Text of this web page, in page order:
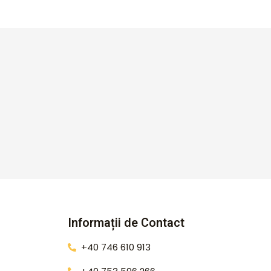
Informații de Contact
+40 746 610 913